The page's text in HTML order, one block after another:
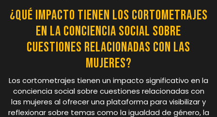
¿Qué impacto tienen los cortometrajes
en la conciencia social sobre
cuestiones relacionadas con las
mujeres?
Los cortometrajes tienen un impacto significativo en la
conciencia social sobre cuestiones relacionadas con
las mujeres al ofrecer una plataforma para visibilizar y
reflexionar sobre temas como la igualdad de género, la